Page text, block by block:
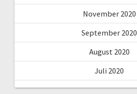
November 2020
September 2020
August 2020
Juli 2020